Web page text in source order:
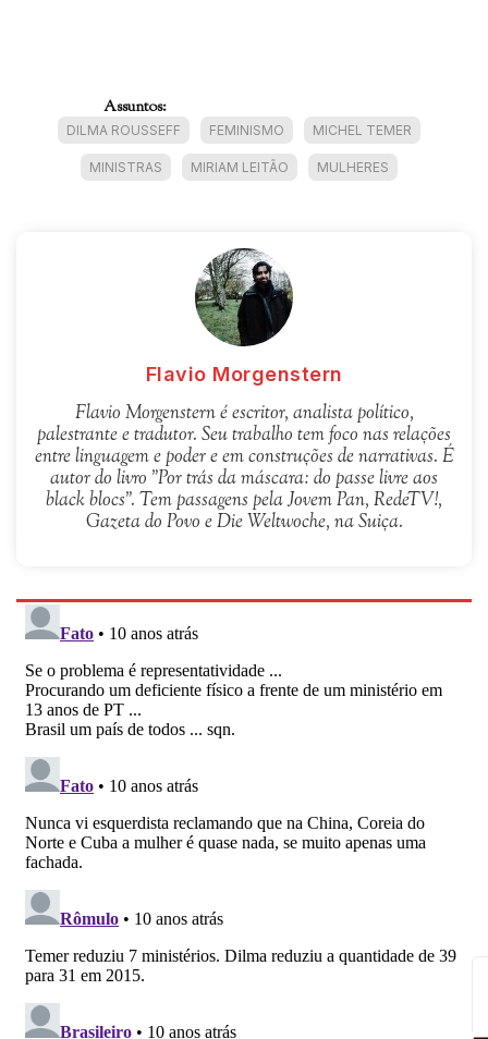
Assuntos:
DILMA ROUSSEFF FEMINISMO MICHEL TEMER
MINISTRAS MIRIAM LEITÃO MULHERES
Flavio Morgenstern
Flavio Morgenstern é escritor, analista político,
palestrante e tradutor. Seu trabalho tem foco nas relações
entre linguagem e poder e em construções de narrativas. É
autor do livro "Por trás da máscara: do passe livre aos
black blocs". Tem passagens pela Jovem Pan, RedeTV!,
Gazeta do Povo e Die Weltwoche, na Suiça.